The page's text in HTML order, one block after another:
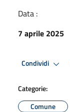
Data :
7 aprile 2025
Condividi
Categorie:
Comune